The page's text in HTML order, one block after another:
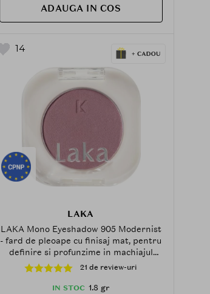
ADAUGA IN COS
14
LAKA
LAKA Mono Eyeshadow 905 Modernist
- fard de pleoape cu finisaj mat, pentru
definire si profunzime in machiajul
ochilor - 1.8 g21 de review-uri
IN STOC 1.8 gr